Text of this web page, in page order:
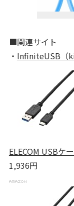
■関連サイト
・ InfiniteUSB（
ELECOM USBケ
1,936円